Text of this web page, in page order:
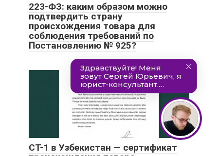
223-ФЗ: каким образом можно
подтвердить страну
происхождения товара для
соблюдения требований по
Постановлению № 925?
СТ-1 в Узбекистан — сертификат